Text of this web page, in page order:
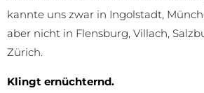
kannte uns zwar in Ingolstadt,
aber nicht in Flensburg, Villach,
Zürich.
Klingt ernüchternd.